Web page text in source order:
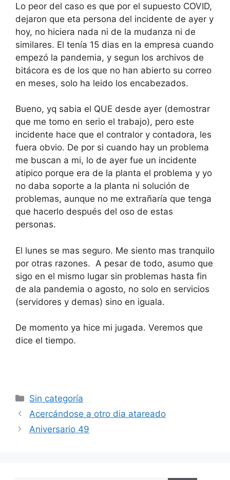
Lo peor del caso es que por el supuesto COVID,
dejaron que eta persona del incidente de ayer y
hoy, no hiciera nada ni de la mudanza ni de
similares. El tenía 15 dias en la empresa cuando
empezó la pandemia, y segun los archivos de
bitácora es de los que no han abierto su correo
en meses, solo ha leido los encabezados.
Bueno, yq sabia el QUE desde ayer (demostrar
que me tomo en serio el trabajo), pero este
incidente hace que el contralor y contadora, les
fuera obvio. De por si cuando hay un problema
me buscan a mi, lo de ayer fue un incidente
atipico porque era de la planta el problema y yo
no daba soporte a la planta ni solución de
problemas, aunque no me extrañaría que tenga
que hacerlo después del oso de estas
personas.
El lunes se mas seguro. Me siento mas tranquilo
por otras razones. A pesar de todo, asumo que
sigo en el mismo lugar sin problemas hasta fin
de ala pandemia o agosto, no solo en servicios
(servidores y demas) sino en iguala.
De momento ya hice mi jugada. Veremos que
dice el tiempo.
Categorías
Sin categoría
Acercándose a otro dia atareado
Aniversario 49